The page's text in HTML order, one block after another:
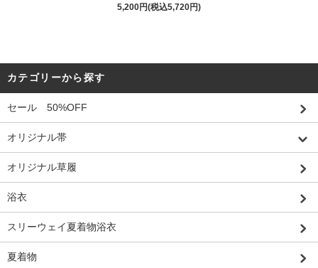
5,200円(税込5,720円)
カテゴリーから探す
セール 50%OFF
オリジナル帯
オリジナル草履
浴衣
スリーウェイ夏着物浴衣
夏着物